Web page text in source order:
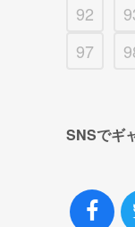
92
97
SNSでギ